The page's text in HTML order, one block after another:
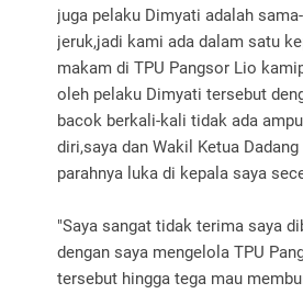
juga pelaku Dimyati adalah
jeruk,jadi kami ada dalam satu
makam di TPU Pangsor Lio
oleh pelaku Dimyati tersebut
bacok berkali-kali tidak ada
diri,saya dan Wakil Ketua
parahnya luka di kepala saya
"Saya sangat tidak terima saya
dengan saya mengelola TPU
tersebut hingga tega mau